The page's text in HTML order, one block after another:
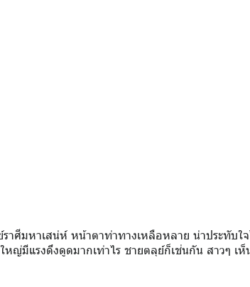
าศีมหาเสน่ห์ หน้าตาท่าทางเหลือหลาย น่าประทับใ
ญ่มีแรงดึงดูดมากเท่าไร ชายตลุย์ก็เช่นกัน สาวๆ เ